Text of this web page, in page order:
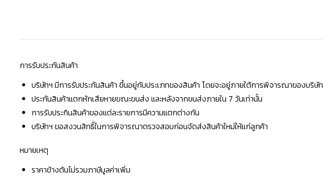
การรับประกันสินค้า
บริษัทฯ มีการรับประกันสินค้า ขึ้นอยู่กับประเภทของสินค้า โดยจะอยู่ภายใต้การพิจารณาของบริษัท
ประกันสินค้าแตกหักเสียหายขณะขนส่ง และหลังจากขนส่งภายใน 7 วันเท่านั้น
การรับประกินสินค้าของแต่ละรายการมีความแตกต่างกัน
บริษัทฯ ขอสงวนสิทธิ์ในการพิจารณาตรวจสอบก่อนจัดส่งสินค้าใหม่ให้แก่ลูกค้า
หมายเหตุ
ราคาข้างต้นไม่รวมภาษีมูลค่าเพิ่ม